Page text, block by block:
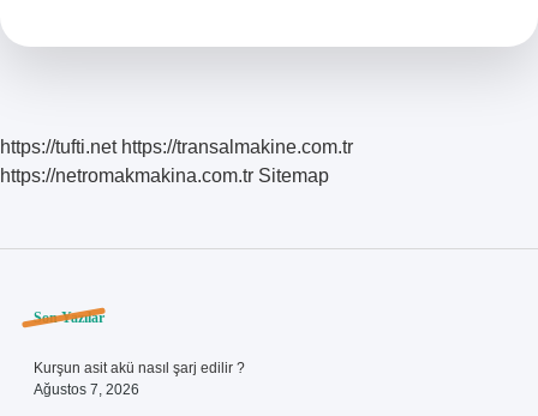
https://tufti.net https://transalmakine.com.tr
https://netromakmakina.com.tr Sitemap
Sidebar
Son Yazılar
Kurşun asit akü nasıl şarj edilir ?
Ağustos 7, 2026